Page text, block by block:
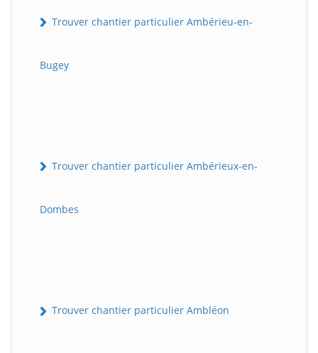
Trouver chantier particulier Ambérieu-en-
Bugey
Trouver chantier particulier Ambérieux-en-
Dombes
Trouver chantier particulier Ambléon